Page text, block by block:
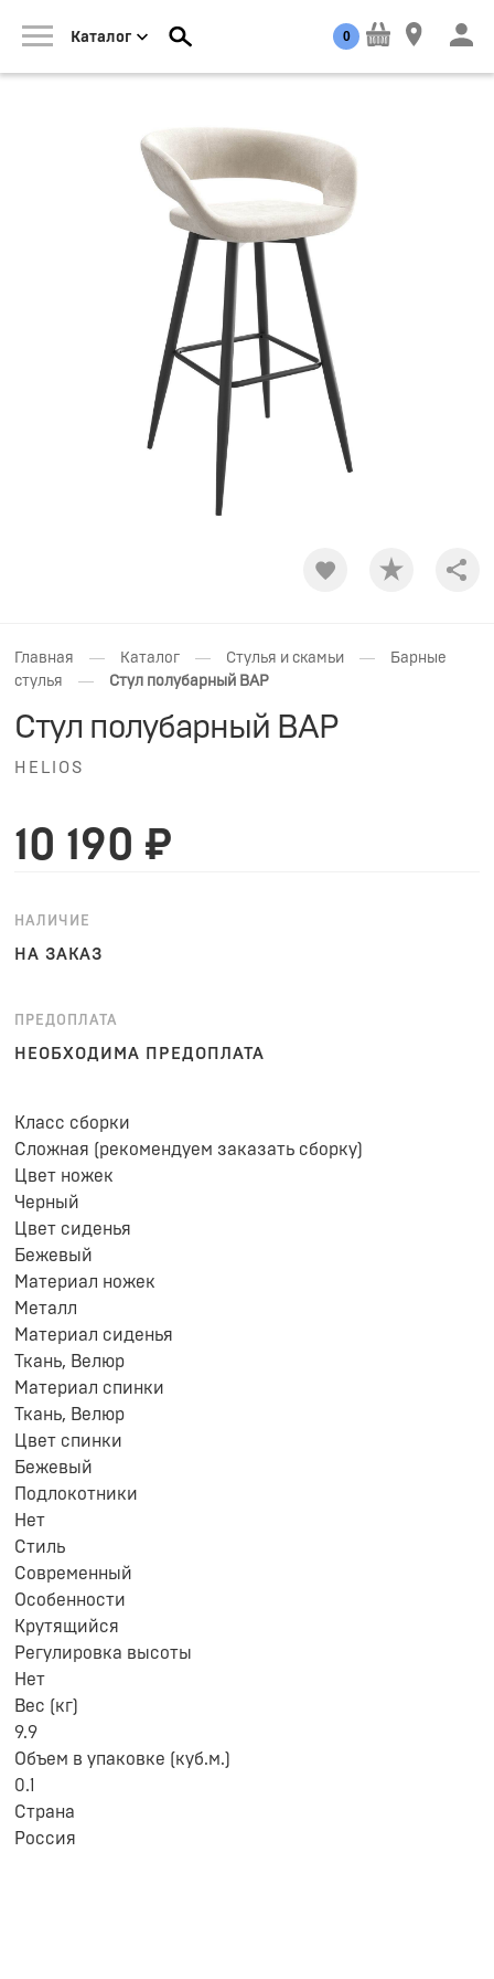
Каталог 0
Главная — Каталог — Стулья и скамьи —
Барные
стулья
— Стул полубарный BAР
Стул полубарный BAР
HELIOS
10 190 ₽
НАЛИЧИЕ
НА ЗАКАЗ
ПРЕДОПЛАТА
НЕОБХОДИМА ПРЕДОПЛАТА
Класс сборки
Сложная (рекомендуем заказать сборку)
Цвет ножек
Черный
Цвет сиденья
Бежевый
Материал ножек
Металл
Материал сиденья
Ткань, Велюр
Материал спинки
Ткань, Велюр
Цвет спинки
Бежевый
Подлокотники
Нет
Стиль
Современный
Особенности
Крутящийся
Регулировка высоты
Нет
Вес (кг)
9.9
Объем в упаковке (куб.м.)
0.1
Страна
Россия